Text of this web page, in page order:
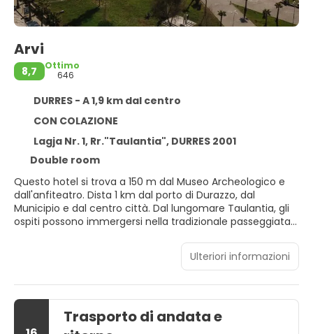
Arvi
8,7
Ottimo
646
DURRES - A 1,9 km dal centro
CON COLAZIONE
Lagja Nr. 1, Rr."Taulantia", DURRES 2001
Double room
Questo hotel si trova a 150 m dal Museo Archeologico e
dall'anfiteatro. Dista 1 km dal porto di Durazzo, dal
Municipio e dal centro città. Dal lungomare Taulantia, gli
ospiti possono immergersi nella tradizionale passeggiata
lungomare Taulantia, una delle zone più belle e
frequentate di Durazzo. Questo edificio di 9 piani offre
viste panoramiche e comprende un totale di 42 camere.
Costruito nel 2002, offre sistemazioni adatte e
confortevoli sia per turisti che per viaggiatori d'affari. Tra i
servizi offerti agli ospiti c'è un ristorante interno. Tutte le
camere sono ben arredate e dotate di comfort moderni.
Ulteriori informazioni
Trasporto di andata e